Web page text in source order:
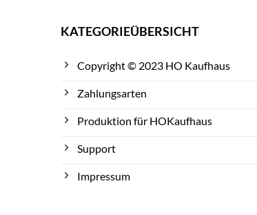
KATEGORIEÜBERSICHT
Copyright © 2023 HO Kaufhaus
Zahlungsarten
Produktion für HOKaufhaus
Support
Impressum